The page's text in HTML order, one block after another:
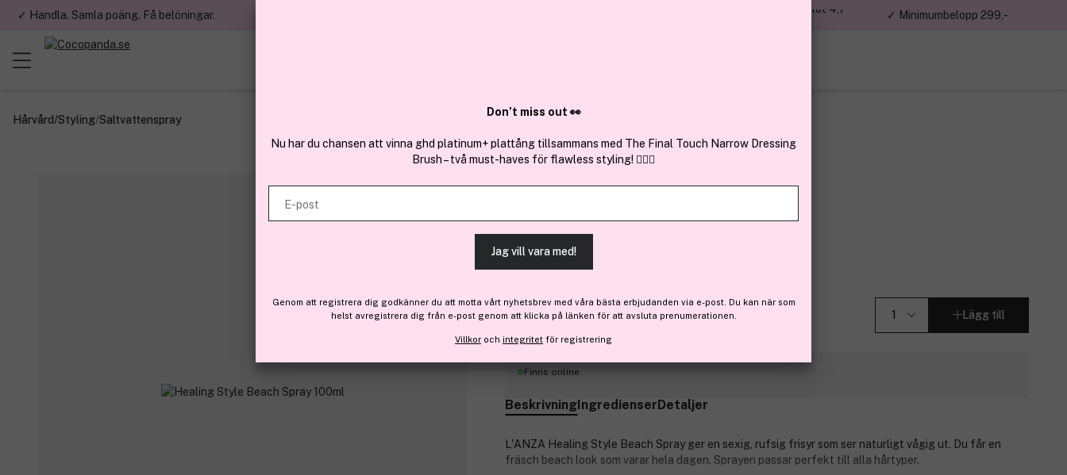
✓ Handla. Samla poäng. Få belöningar.
✓ Över 1,5 miljon kunder – Trustpilot 4,7
✓ Minimumbelopp 299,-
Hårvård/Styling/Saltvattenspray
Healing Style Beach Spray 100ml
206 kr Lägg till
Finns online
BeskrivningIngredienserDetaljer
L'ANZA Healing Style Beach Spray ger en sexig, rufsig frisyr som ser naturligt vågig ut. Du får en
fräsch beach look som varar hela dagen. Sprayen passar perfekt till alla hårtyper.
Don’t miss out 👀
Nu har du chansen att vinna ghd platinum+ plattång tillsammans med The Final Touch Narrow Dressing
Brush – två must-haves för flawless styling! 💇‍♀️✨
E-post
Jag vill vara med!
Genom att registrera dig godkänner du att motta vårt nyhetsbrev med våra bästa erbjudanden via e-post. Du kan när som
helst avregistrera dig från e-post genom att klicka på länken för att avsluta prenumerationen.
Villkor och integritet för registrering